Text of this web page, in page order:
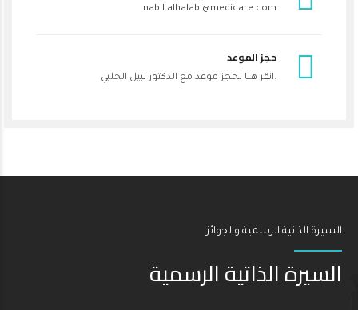
nabil.alhalabi@medicare.com
حجز الموعد
انقر هنا لحجز موعد مع الدكتور نبيل الحلبي.
السيرة الذاتية الرسمية والجوائز
السيرة الذاتية الرسمية